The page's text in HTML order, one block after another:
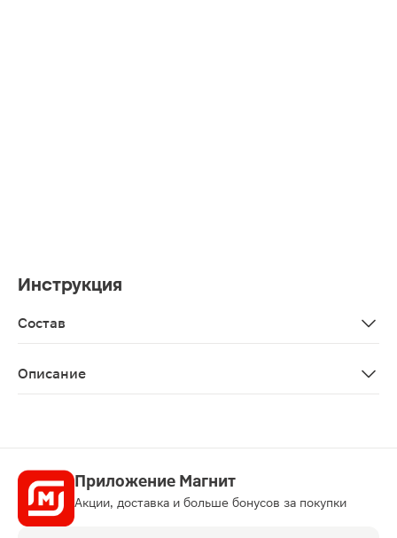
Инструкция
Состав
Описание
Приложение Магнит
Акции, доставка и больше бонусов за покупки